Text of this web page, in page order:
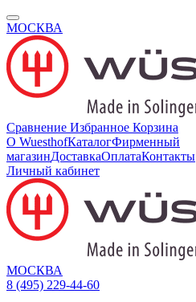
МОСКВА
Сравнение Избранное Корзина
О WuesthofКаталогФирменный
магазинДоставкаОплатаКонтакты
Личный кабинет
МОСКВА
8 (495) 229-44-60